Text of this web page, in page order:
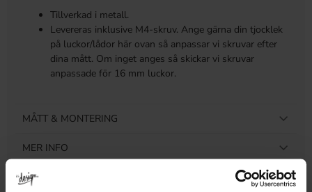
Tillverkad i metall.
Levereras inklusive M4-skruv. Ange gärna din tjocklek
på luckor/lådor här ovan så anpassar vi skruvar efter
dina mått. Om inget anges så skickar vi skruvar
anpassade för 16 mm luckor.
MÅTT & MONTERING
MER INFO
LEVERANS & RETUR